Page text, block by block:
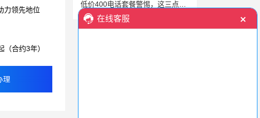
力领先地位
（合约3年）
理